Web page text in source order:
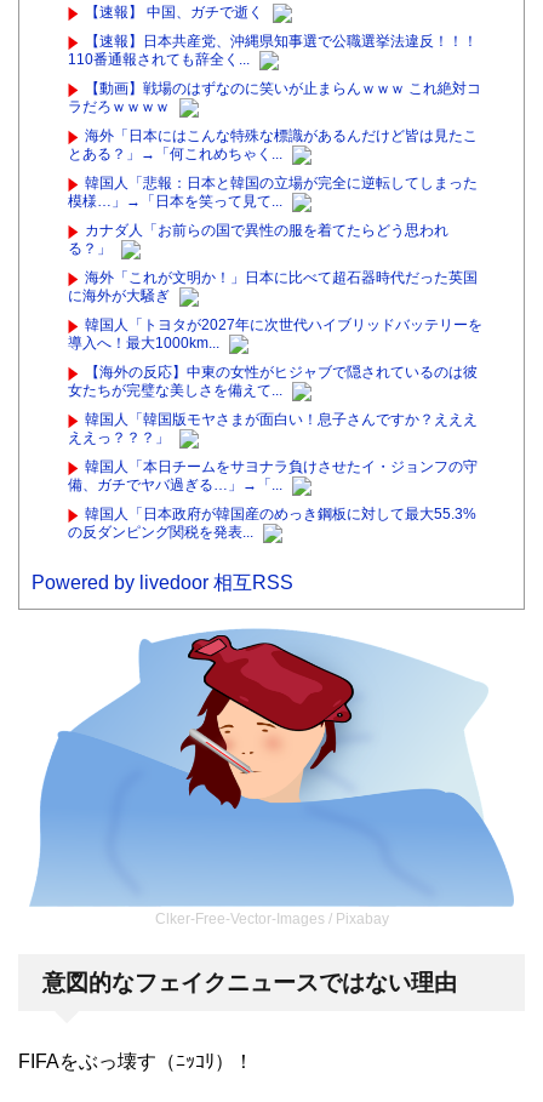
【速報】 中国、ガチで逝く
【速報】日本共産党、沖縄県知事選で公職選挙法違反！！！
110番通報されても辞全く...
【動画】戦場のはずなのに笑いが止まらんｗｗｗ これ絶対コ
ラだろｗｗｗｗ
海外「日本にはこんな特殊な標識があるんだけど皆は見たこ
とある？」→「何これめちゃく...
韓国人「悲報：日本と韓国の立場が完全に逆転してしまった
模様…」→「日本を笑って見て...
カナダ人「お前らの国で異性の服を着てたらどう思われ
る？」
海外「これが文明か！」日本に比べて超石器時代だった英国
に海外が大騒ぎ
韓国人「トヨタが2027年に次世代ハイブリッドバッテリーを
導入へ！最大1000km...
【海外の反応】中東の女性がヒジャブで隠されているのは彼
女たちが完璧な美しさを備えて...
韓国人「韓国版モヤさまが面白い！息子さんですか？えええ
ええっ？？？」
韓国人「本日チームをサヨナラ負けさせたイ・ジョンフの守
備、ガチでヤバ過ぎる…」→「...
韓国人「日本政府が韓国産のめっき鋼板に対して最大55.3%
の反ダンピング関税を発表...
Powered by livedoor 相互RSS
Clker-Free-Vector-Images / Pixabay
意図的なフェイクニュースではない理由
FIFAをぶっ壊す（ﾆｯｺﾘ）！